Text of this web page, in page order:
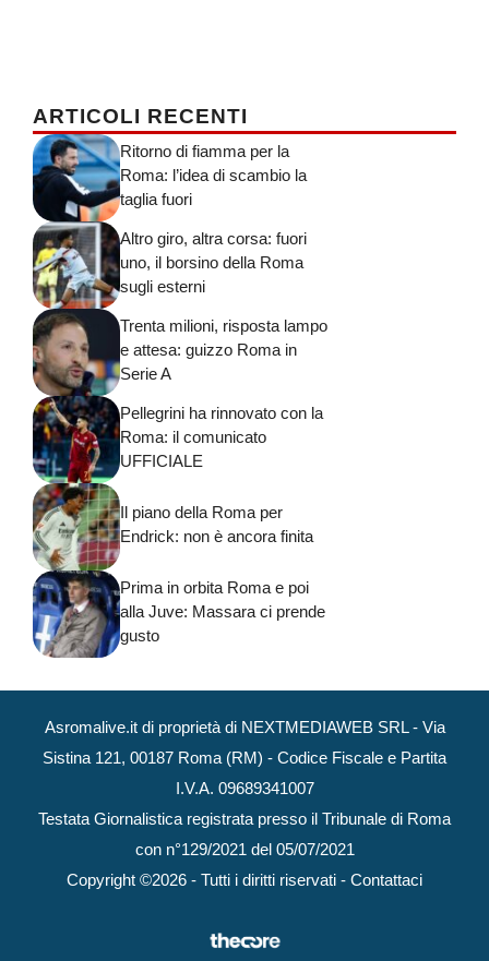
ARTICOLI RECENTI
Ritorno di fiamma per la
Roma: l’idea di scambio la
taglia fuori
Altro giro, altra corsa: fuori
uno, il borsino della Roma
sugli esterni
Trenta milioni, risposta lampo
e attesa: guizzo Roma in
Serie A
Pellegrini ha rinnovato con la
Roma: il comunicato
UFFICIALE
Il piano della Roma per
Endrick: non è ancora finita
Prima in orbita Roma e poi
alla Juve: Massara ci prende
gusto
Asromalive.it di proprietà di NEXTMEDIAWEB SRL - Via
Sistina 121, 00187 Roma (RM) - Codice Fiscale e Partita
I.V.A. 09689341007
Testata Giornalistica registrata presso il Tribunale di Roma
con n°129/2021 del 05/07/2021
Copyright ©2026 - Tutti i diritti riservati - Contattaci